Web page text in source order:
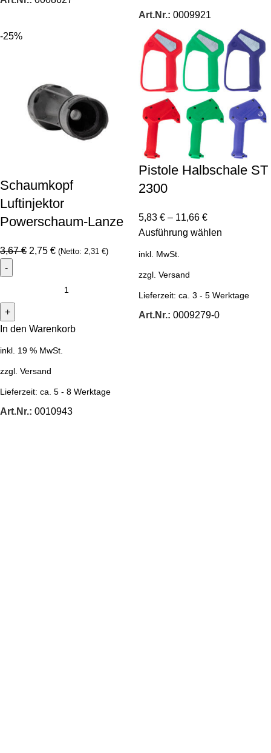
Art.Nr.: 0009921
-25%
Schaumkopf
Luftinjektor
Powerschaum-Lanze
3,67€ 2,75 € (Netto: 2,31 €)
In den Warenkorb
inkl. 19 % MwSt.
zzgl. Versand
Lieferzeit: ca. 5 - 8 Werktage
Art.Nr.: 0010943
Pistole Halbschale ST
2300
5,83 € – 11,66 €
Ausführung wählen
inkl. MwSt.
zzgl. Versand
Lieferzeit: ca. 3 - 5 Werktage
Art.Nr.: 0009279-0